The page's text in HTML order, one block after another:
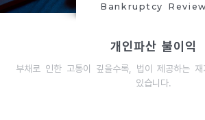
Bankruptcy Review
개인파산 불이익
부채로 인한 고통이 깊을수록, 법이 제공하는
있습니다.